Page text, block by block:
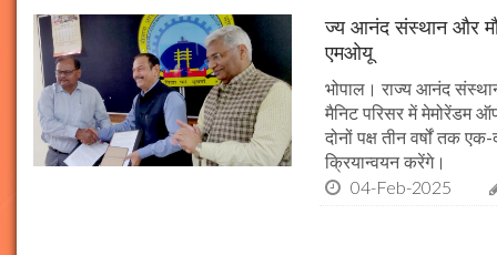
ज्य आनंद संस्थान और
एमओयू
भोपाल। राज्य आनंद
मैनिट परिसर में मेमोरेंडम
दोनों पक्ष तीन वर्षों तक
क्रियान्वयन करेंगे।
04-Feb-2025